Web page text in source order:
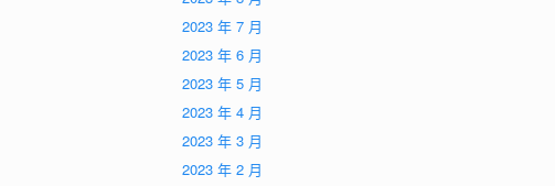
2023 年 7 月
2023 年 6 月
2023 年 5 月
2023 年 4 月
2023 年 3 月
2023 年 2 月